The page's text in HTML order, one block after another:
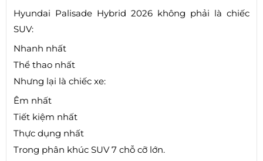
Hyundai Palisade Hybrid 2026 không phải là chiếc
SUV:
Nhanh nhất
Thể thao nhất
Nhưng lại là chiếc xe:
Êm nhất
Tiết kiệm nhất
Thực dụng nhất
Trong phân khúc SUV 7 chỗ cỡ lớn.